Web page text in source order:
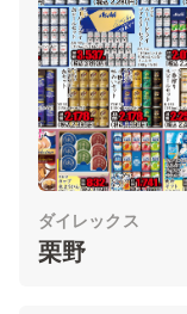
ダイレックス
栗野